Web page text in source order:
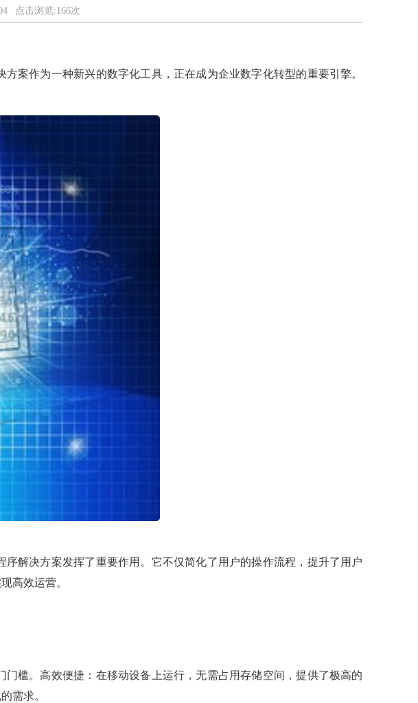
点击浏览:166次
案作为一种新兴的数字化工具，正在成为企业数字化转型的重要引擎。
解决方案发挥了重要作用。它不仅简化了用户的操作流程，提升了用户
高效运营。
槛。高效便捷：在移动设备上运行，无需占用存储空间，提供了极高的
需求。